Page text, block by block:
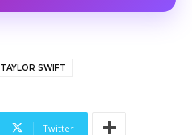
TAYLOR SWIFT
Twitter